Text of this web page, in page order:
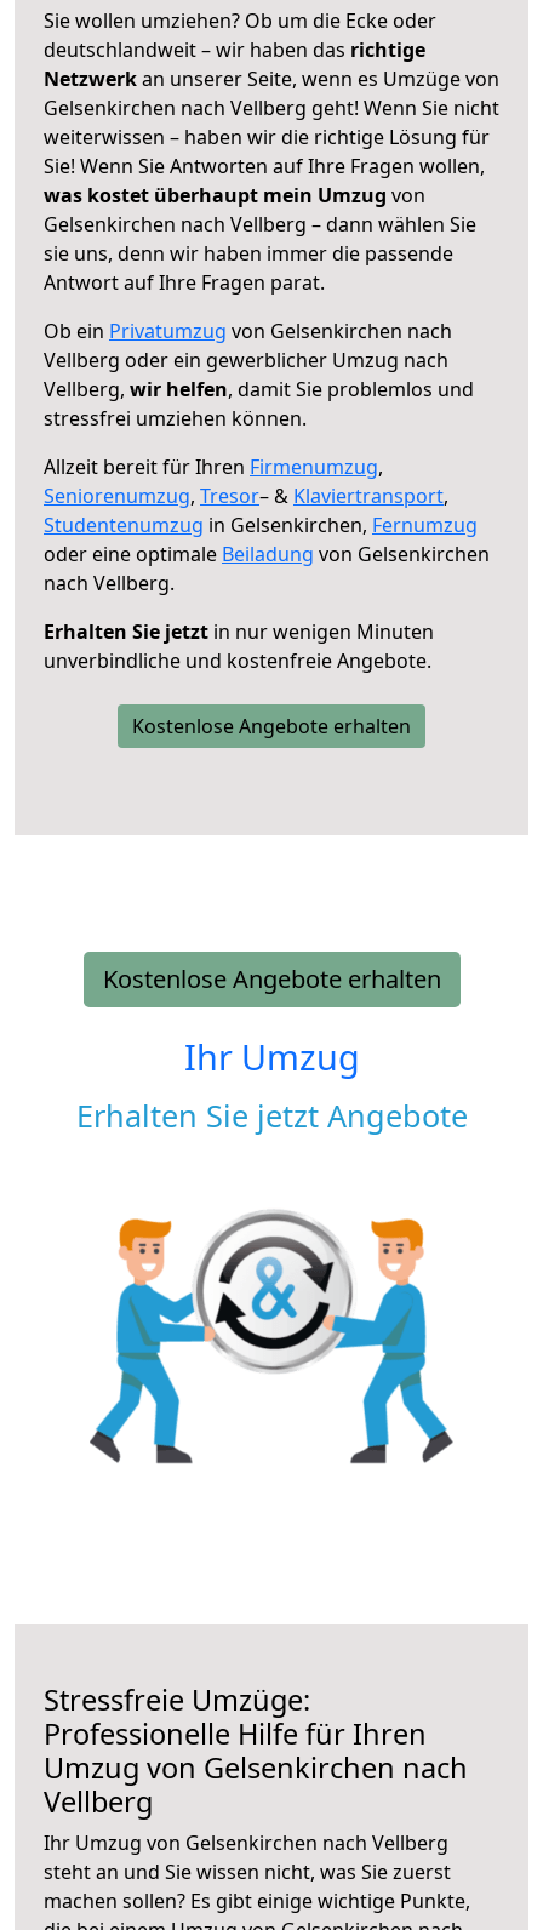
Sie wollen umziehen? Ob um die Ecke oder
deutschlandweit – wir haben das richtige
Netzwerkan unserer Seite, wenn es Umzüge von
Gelsenkirchen nach Vellberg geht! Wenn Sie nicht
weiterwissen – haben wir die richtige Lösung für
Sie! Wenn Sie Antworten auf Ihre Fragen wollen,
was kostet überhaupt mein Umzug von
Gelsenkirchen nach Vellberg – dann wählen Sie
sie uns, denn wir haben immer die passende
Antwort auf Ihre Fragen parat.
Ob ein Privatumzug von Gelsenkirchen nach
Vellberg oder ein gewerblicher Umzug nach
Vellberg, wir helfen, damit Sie problemlos und
stressfrei umziehen können.
Allzeit bereit für Ihren Firmenumzug,
Seniorenumzug, Tresor– & Klaviertransport,
Studentenumzug in Gelsenkirchen, Fernumzug
oder eine optimale Beiladung von Gelsenkirchen
nach Vellberg.
Erhalten Sie jetzt in nur wenigen Minuten
unverbindliche und kostenfreie Angebote.
Kostenlose Angebote erhalten
Kostenlose Angebote erhalten
Ihr Umzug
Erhalten Sie jetzt Angebote
Stressfreie Umzüge:
Professionelle Hilfe für Ihren
Umzug von Gelsenkirchen nach
Vellberg
Ihr Umzug von Gelsenkirchen nach Vellberg
steht an und Sie wissen nicht, was Sie zuerst
machen sollen? Es gibt einige wichtige Punkte,